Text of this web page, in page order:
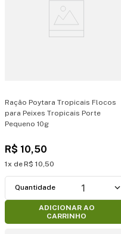
Ração Poytara Tropicais Flocos
para Peixes Tropicais Porte
Pequeno 10g
R$ 10,50
1 R$ 10,50
1
ADICIONAR AO
CARRINHO